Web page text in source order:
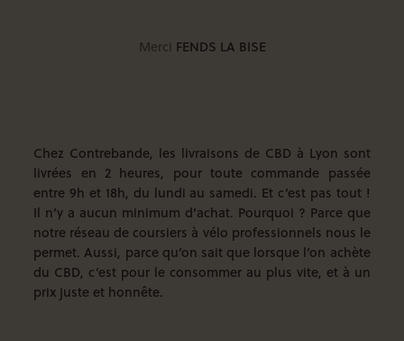
Merci FENDS LA BISE
Chez Contrebande, les livraisons de CBD à Lyon sont
livrées en 2 heures, pour toute commande passée
entre 9h et 18h, du lundi au samedi. Et c’est pas tout !
Il n’y a aucun minimum d’achat. Pourquoi ? Parce que
notre réseau de coursiers à vélo professionnels nous le
permet. Aussi, parce qu’on sait que lorsque l’on achète
du CBD, c’est pour le consommer au plus vite, et à un
prix juste et honnête.